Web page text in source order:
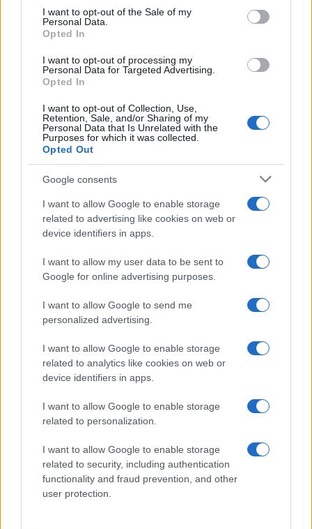
consent section.
I want to opt-out of the Sale of my
Personal Data.
Opted In
I want to opt-out of processing my
Personal Data for Targeted Advertising.
Opted In
I want to opt-out of Collection, Use,
Retention, Sale, and/or Sharing of my
Personal Data that Is Unrelated with the
Purposes for which it was collected.
Opted Out
Google consents
I want to allow Google to enable storage
related to advertising like cookies on web or
device identifiers in apps.
I want to allow my user data to be sent to
Google for online advertising purposes.
I want to allow Google to send me
personalized advertising.
I want to allow Google to enable storage
related to analytics like cookies on web or
device identifiers in apps.
I want to allow Google to enable storage
related to personalization.
I want to allow Google to enable storage
related to security, including authentication
functionality and fraud prevention, and other
user protection.
Ροή Ειδήσεων
Αγοράζουμε όπλα, όχι όμως εθνική
αυτονομία
Τριμερές σύμφωνο Σαουδικής Αραβίας
– Πακιστάν – Τουρκίας – Υπογράφεται
σήμερα
ΕΛΙΑΜΕΠ: Ο οδηγός GEMS φωτίζει τους
αόρατους κινδύνους στο gaming